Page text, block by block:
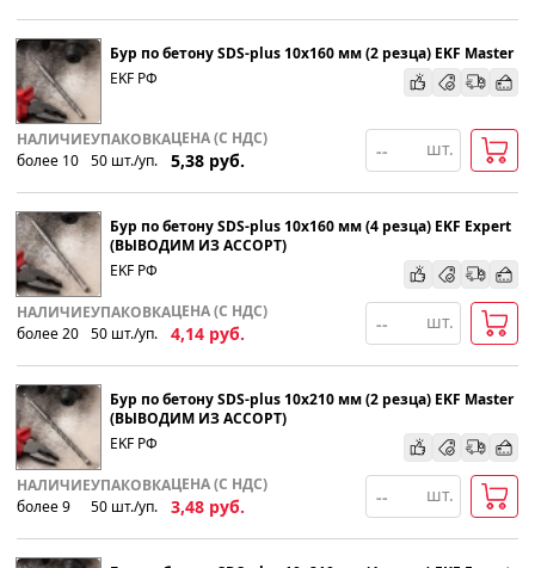
Бур по бетону SDS-plus 10х160 мм (2 резца) EKF Master
EKF РФ
НАЛИЧИЕ
более 10
УПАКОВКА
50 шт./уп.
ЦЕНА (С НДС)
5,38 руб.
шт.
Бур по бетону SDS-plus 10х160 мм (4 резца) EKF Expert
(ВЫВОДИМ ИЗ АССОРТ)
EKF РФ
НАЛИЧИЕ
более 20
УПАКОВКА
50 шт./уп.
ЦЕНА (С НДС)
4,14 руб.
шт.
Бур по бетону SDS-plus 10х210 мм (2 резца) EKF Master
(ВЫВОДИМ ИЗ АССОРТ)
EKF РФ
НАЛИЧИЕ
более 9
УПАКОВКА
50 шт./уп.
ЦЕНА (С НДС)
3,48 руб.
шт.